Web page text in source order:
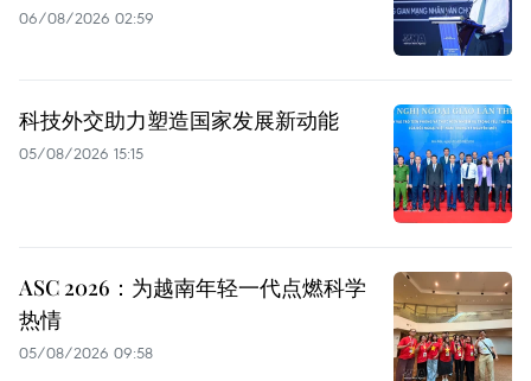
06/08/2026 02:59
科技外交助力塑造国家发展新动能
05/08/2026 15:15
ASC 2026：为越南年轻一代点燃科学
热情
05/08/2026 09:58